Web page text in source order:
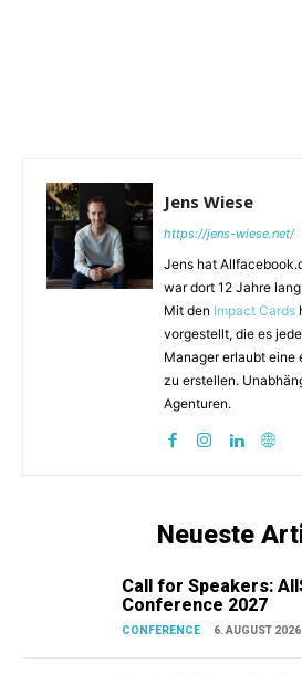
Jens Wiese
https://jens-wiese.net/
Jens hat
war dort 12 Jahre
Mit den Impact Cards
vorgestellt, die es
Manager erlaubt
zu erstellen.
Agenturen.
Neueste
Call for Speakers:
Conference 2027
CONFERENCE 6. AUGUST 2026